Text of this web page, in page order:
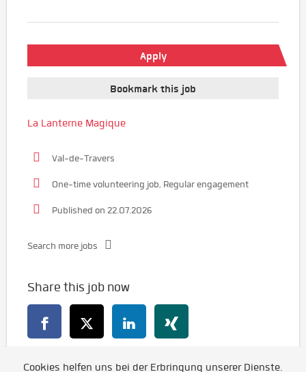
Apply
Bookmark this job
La Lanterne Magique
Val-de-Travers
One-time volunteering job, Regular engagement
Published on 22.07.2026
Search more jobs
Share this job now
Cookies helfen uns bei der Erbringung unserer Dienste.